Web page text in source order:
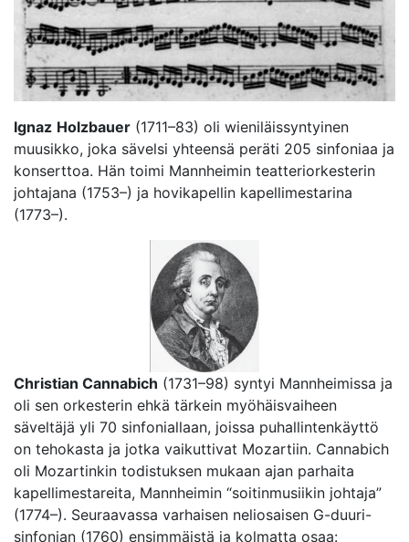
Ignaz Holzbauer (1711–83) oli wieniläissyntyinen
muusikko, joka sävelsi yhteensä peräti 205 sinfoniaa ja
konserttoa. Hän toimi Mannheimin teatteriorkesterin
johtajana (1753–) ja hovikapellin kapellimestarina
(1773–).
Christian Cannabich (1731–98) syntyi Mannheimissa ja
oli sen orkesterin ehkä tärkein myöhäisvaiheen
säveltäjä yli 70 sinfoniallaan, joissa puhallintenkäyttö
on tehokasta ja jotka vaikuttivat Mozartiin. Cannabich
oli Mozartinkin todistuksen mukaan ajan parhaita
kapellimestareita, Mannheimin “soitinmusiikin johtaja”
(1774–). Seuraavassa varhaisen neliosaisen G-duuri-
sinfonian (1760) ensimmäistä ja kolmatta osaa: